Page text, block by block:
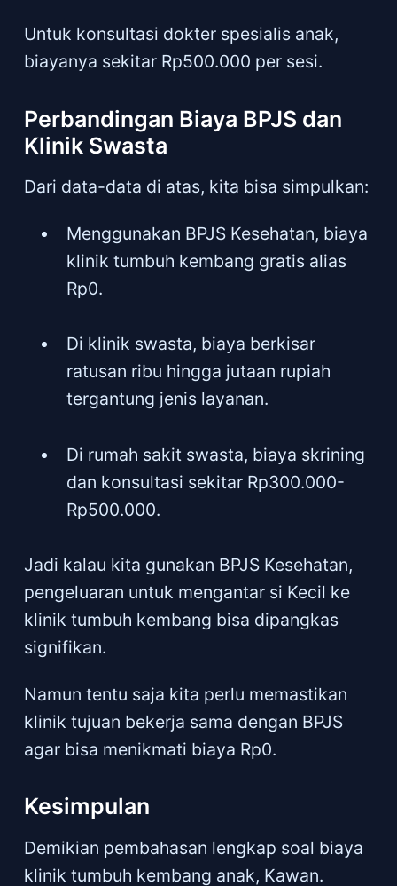
Untuk konsultasi dokter spesialis anak,
biayanya sekitar Rp500.000 per sesi.
Perbandingan Biaya BPJS dan
Klinik Swasta
Dari data-data di atas, kita bisa simpulkan:
Menggunakan BPJS Kesehatan, biaya
klinik tumbuh kembang gratis alias
Rp0.
Di klinik swasta, biaya berkisar
ratusan ribu hingga jutaan rupiah
tergantung jenis layanan.
Di rumah sakit swasta, biaya skrining
dan konsultasi sekitar Rp300.000-
Rp500.000.
Jadi kalau kita gunakan BPJS Kesehatan,
pengeluaran untuk mengantar si Kecil ke
klinik tumbuh kembang bisa dipangkas
signifikan.
Namun tentu saja kita perlu memastikan
klinik tujuan bekerja sama dengan BPJS
agar bisa menikmati biaya Rp0.
Kesimpulan
Demikian pembahasan lengkap soal biaya
klinik tumbuh kembang anak, Kawan.